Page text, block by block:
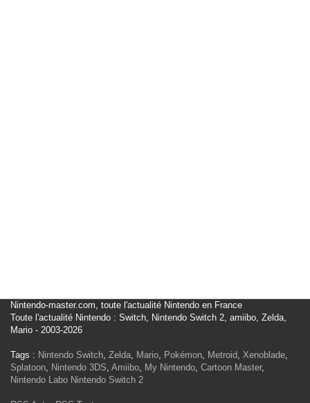
Nintendo-master.com, toute l'actualité Nintendo en France
Toute l'actualité Nintendo : Switch, Nintendo Switch 2, amiibo, Zelda,
Mario - 2003-2026
Tags : Nintendo Switch, Zelda, Mario, Pokémon, Metroid, Xenoblade,
Splatoon, Nintendo 3DS, Amiibo, My Nintendo, Cartoon Master,
Nintendo Labo Nintendo Switch 2